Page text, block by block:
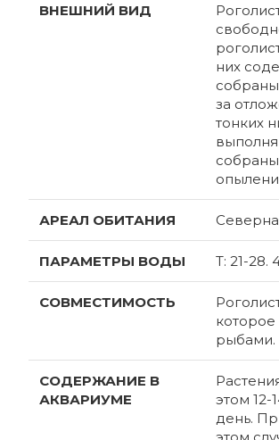
ВНЕШНИЙ ВИД
них
собраны
за
тонких
АРЕАЛ ОБИТАНИЯ
ПАРАМЕТРЫ ВОДЫ T: 21-28.
СОВМЕСТИМОСТЬ
рыбами.
СОДЕРЖАНИЕ В
АКВАРИУМЕ
этом
день.
этом